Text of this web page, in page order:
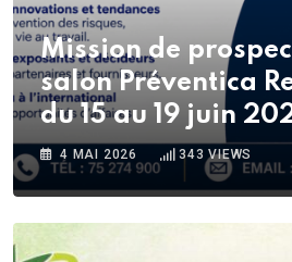
Mission de
salon Préventica
du 15 au 19 juin
4 MAI 2026 343 VIEWS